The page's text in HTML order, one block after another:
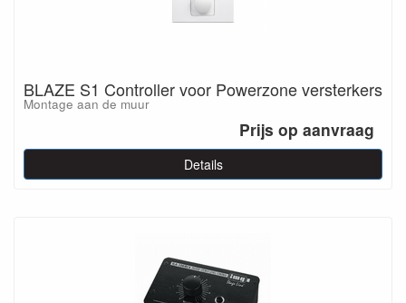
BLAZE S1 Controller voor Powerzone versterkers
Montage aan de muur
Prijs op aanvraag
Details